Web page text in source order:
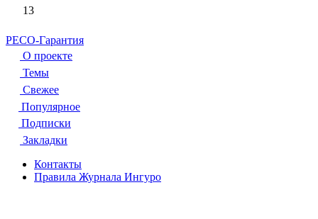
13
РЕСО-Гарантия
О проекте
Темы
Свежее
Популярное
Подписки
Закладки
Контакты
Правила Журнала Ингуро